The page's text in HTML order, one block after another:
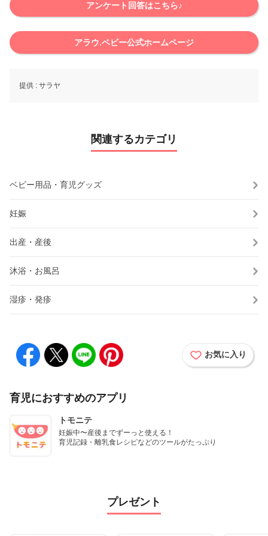
アンケート回答はこちら♪
アラウ.ベビー公式ホームページ
提供 : サラヤ
関連するカテゴリ
ベビー用品・育児グッズ
妊娠
出産・産後
沐浴・お風呂
湿疹・発疹
お気に入り
育児におすすめのアプリ
トモニテ
妊娠中〜産後までずーっと使える！
育児記録・離乳食レシピなどのツールがたっぷり
プレゼント